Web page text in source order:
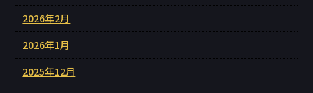
2026年2月
2026年1月
2025年12月